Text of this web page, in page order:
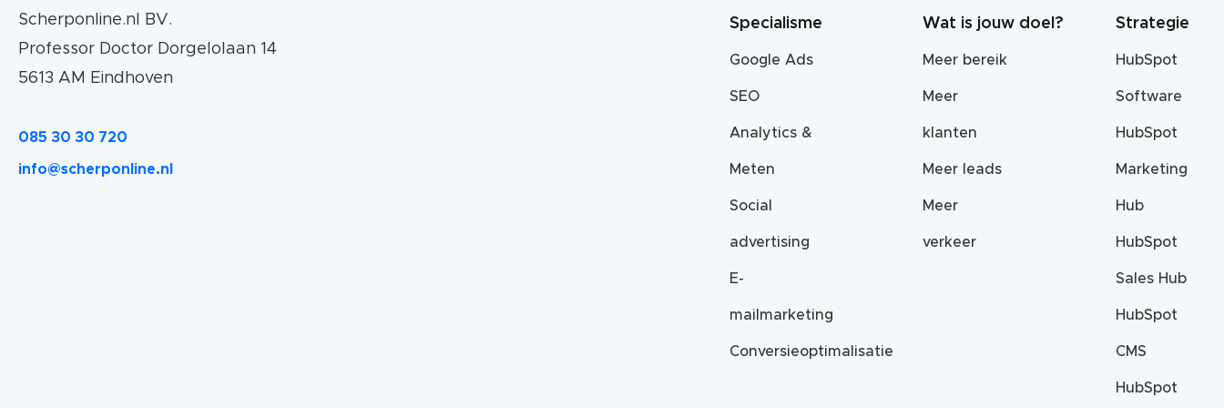
Scherponline.nl BV.
Professor Doctor Dorgelolaan 14
5613 AM Eindhoven
085 30 30 720
info@scherponline.nl
Specialisme
Google Ads
SEO
Analytics &
Meten
Social
advertising
E-
mailmarketing
Conversieoptimalisatie
Wat is jouw doel?
Meer bereik
Meer
klanten
Meer leads
Meer
verkeer
Strategie
HubSpot
Software
HubSpot
Marketing
Hub
HubSpot
Sales Hub
HubSpot
CMS
HubSpot